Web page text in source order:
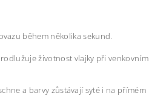
během několika sekund.
životnost vlajky při venkovním
a barvy zůstávají syté i na přímém